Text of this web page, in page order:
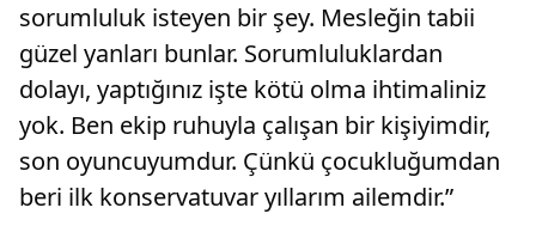
sorumluluk isteyen bir şey. Mesleğin tabii
güzel yanları bunlar. Sorumluluklardan
dolayı, yaptığınız işte kötü olma ihtimaliniz
yok. Ben ekip ruhuyla çalışan bir kişiyimdir,
son oyuncuyumdur. Çünkü çocukluğumdan
beri ilk konservatuvar yıllarım ailemdir.”